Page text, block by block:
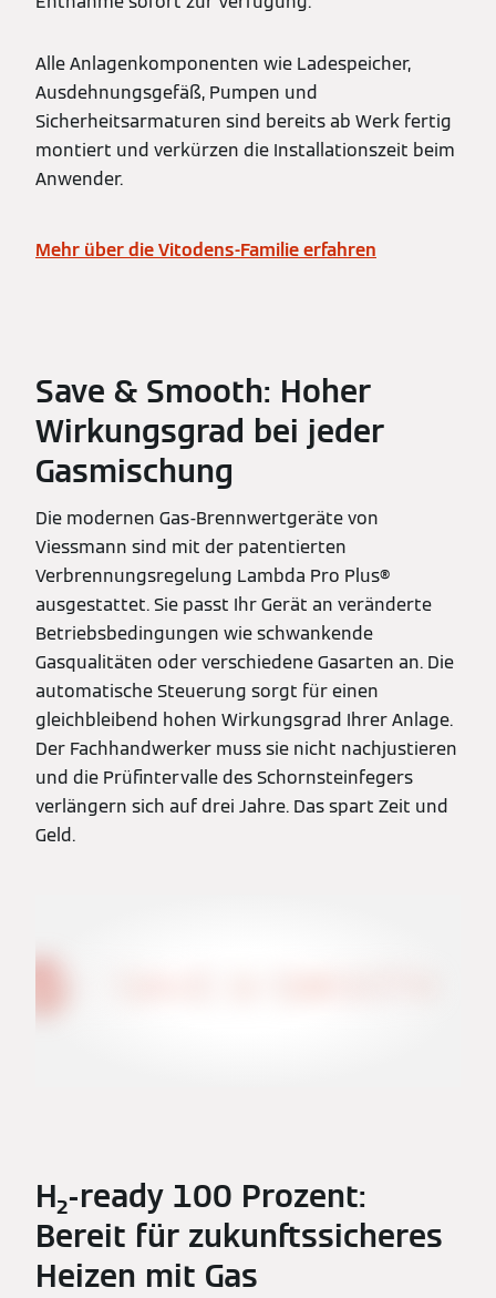
Alle Anlagenkomponenten wie Ladespeicher,
Ausdehnungsgefäß, Pumpen und
Sicherheitsarmaturen sind bereits ab Werk fertig
montiert und verkürzen die Installationszeit beim
Anwender.
Mehr über die Vitodens-Familie erfahren
Save & Smooth: Hoher
Wirkungsgrad bei jeder
Gasmischung
Die modernen Gas-Brennwertgeräte von
Viessmann sind mit der patentierten
Verbrennungsregelung Lambda Pro Plus®
ausgestattet. Sie passt Ihr Gerät an veränderte
Betriebsbedingungen wie schwankende
Gasqualitäten oder verschiedene Gasarten an. Die
automatische Steuerung sorgt für einen
gleichbleibend hohen Wirkungsgrad Ihrer Anlage.
Der Fachhandwerker muss sie nicht nachjustieren
und die Prüfintervalle des Schornsteinfegers
verlängern sich auf drei Jahre. Das spart Zeit und
Geld.
H₂-ready 100 Prozent:
Bereit für zukunftssicheres
Heizen mit Gas